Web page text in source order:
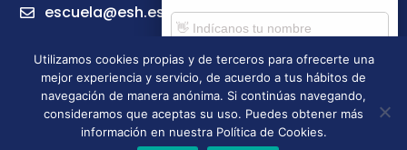
escuela@esh.es
Legal notice Privacy Policy
Cookies Policy
Escuela Superior de Hostelería de Sevilla | 2026 | Todos los
Utilizamos cookies propias y de terceros para ofrecerte una
mejor experiencia y servicio, de acuerdo a tus hábitos de
navegación de manera anónima. Si continúas navegando,
consideramos que aceptas su uso. Puedes obtener más
información en nuestra Política de Cookies.
Comenzar chat